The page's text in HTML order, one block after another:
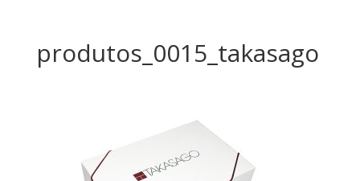
produtos_0015_takasago